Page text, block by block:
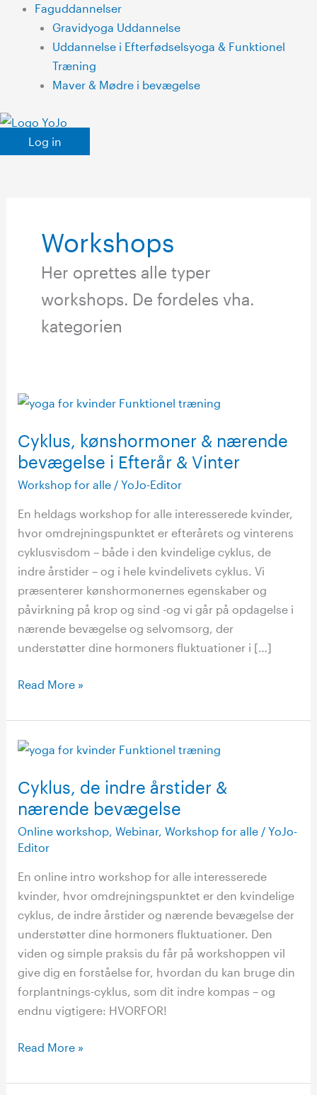
Faguddannelser
Gravidyoga Uddannelse
Uddannelse i Efterfødselsyoga & Funktionel
Træning
Maver & Mødre i bevægelse
Log in
Workshops
Her oprettes alle typer
workshops. De fordeles vha.
kategorien
Cyklus, kønshormoner & nærende
bevægelse i Efterår & Vinter
Workshop for alle /YoJo-Editor
En heldags workshop for alle interesserede kvinder,
hvor omdrejningspunktet er efterårets og vinterens
cyklusvisdom – både i den kvindelige cyklus, de
indre årstider – og i hele kvindelivets cyklus. Vi
præsenterer kønshormonernes egenskaber og
påvirkning på krop og sind -og vi går på opdagelse i
nærende bevægelse og selvomsorg, der
understøtter dine hormoners fluktuationer i […]
Cyklus,
&
nærende
bevægelse
Efterår
&
Vinter
Read More »
Cyklus, de indre årstider &
nærende bevægelse
Online workshop ,Webinar,Workshop for alle /YoJo-
Editor
En online intro workshop for alle interesserede
kvinder, hvor omdrejningspunktet er den kvindelige
cyklus, de indre årstider og nærende bevægelse der
understøtter dine hormoners fluktuationer. Den
viden og simple praksis du får på workshoppen vil
give dig en forståelse for, hvordan du kan bruge din
forplantnings-cyklus, som dit indre kompas – og
endnu vigtigere: HVORFOR!
Cyklus,
indre
årstider
&
nærende
Read More »